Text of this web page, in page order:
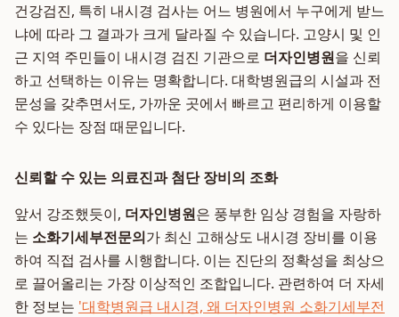
건강검진, 특히 내시경 검사는 어느 병원에서 누구에게 받느
냐에 따라 그 결과가 크게 달라질 수 있습니다. 고양시 및 인
근 지역 주민들이 내시경 검진 기관으로 더자인병원을 신뢰
하고 선택하는 이유는 명확합니다. 대학병원급의 시설과 전
문성을 갖추면서도, 가까운 곳에서 빠르고 편리하게 이용할
수 있다는 장점 때문입니다.
신뢰할 수 있는 의료진과 첨단 장비의 조화
앞서 강조했듯이, 더자인병원은 풍부한 임상 경험을 자랑하
는 소화기세부전문의가 최신 고해상도 내시경 장비를 이용
하여 직접 검사를 시행합니다. 이는 진단의 정확성을 최상으
로 끌어올리는 가장 이상적인 조합입니다. 관련하여 더 자세
한 정보는 '대학병원급 내시경, 왜 더자인병원 소화기세부전